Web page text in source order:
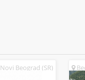
Novi Beograd (SR)